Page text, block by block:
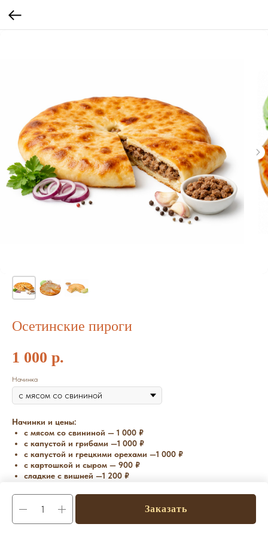
Осетинские пироги
1 000 р.
Начинка
Заказать
Начинки и цены:
с мясом со свининой — 1 000 ₽
с капустой и грибами —1 000 ₽
с капустой и грецкими орехами —1 000 ₽
с картошкой и сыром — 900 ₽
сладкие с вишней —1 200 ₽